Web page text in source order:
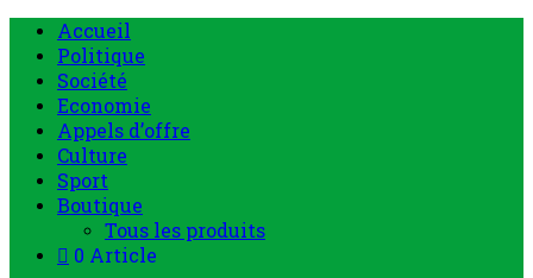
Accueil
Politique
Société
Economie
Appels d’offre
Culture
Sport
Boutique
Tous les produits
0 Article